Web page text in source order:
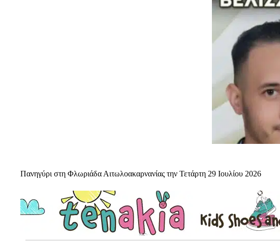
Πανηγύρι στη Φλωριάδα Αιτωλοακαρνανίας την Τετάρτη 29 Ιουλίου 2026